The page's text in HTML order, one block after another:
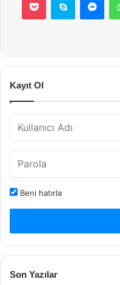
Kayıt Ol
Beni hatırla
Son Yazılar